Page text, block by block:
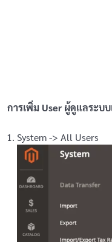
การเพิ่ม User ผู้ดูแลระบ
System -> All Users